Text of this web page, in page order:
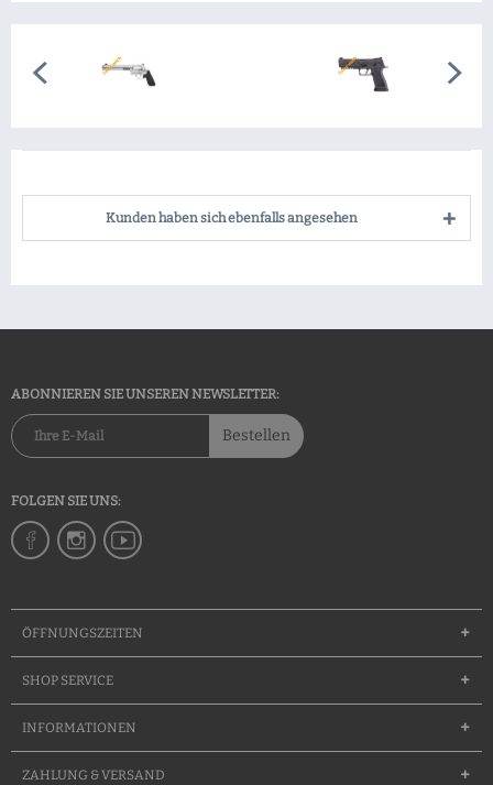
Kunden haben sich ebenfalls angesehen
ABONNIEREN SIE UNSEREN NEWSLETTER:
Bestellen
FOLGEN SIE UNS:
ÖFFNUNGSZEITEN
SHOP SERVICE
INFORMATIONEN
ZAHLUNG & VERSAND